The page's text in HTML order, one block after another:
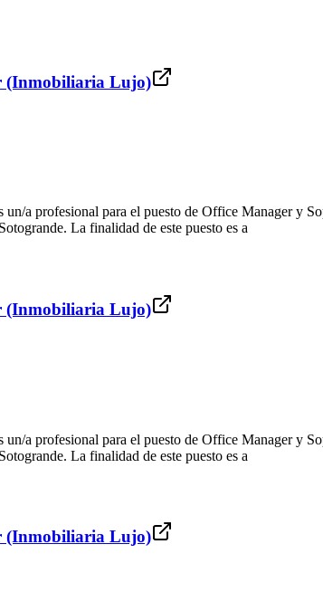
(Inmobiliaria Lujo)
a profesional para el puesto de Office Manager y
La finalidad de este puesto es a
(Inmobiliaria Lujo)
a profesional para el puesto de Office Manager y
La finalidad de este puesto es a
(Inmobiliaria Lujo)